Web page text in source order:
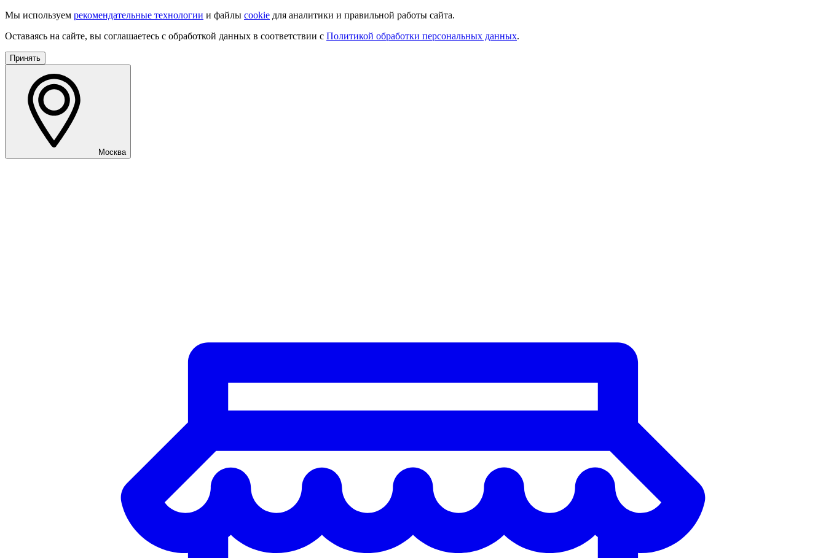
Мы используем рекомендательные технологии и файлы cookie для аналитики и правильной работы сайта.
Оставаясь на сайте, вы соглашаетесь с обработкой данных в соответствии с Политикой обработки персональных данных.
Принять
Москва